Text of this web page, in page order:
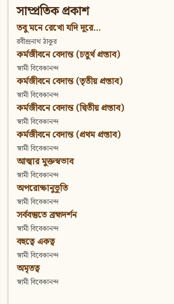
সাম্প্রতিক প্রকাশ
তবু মনে রেখো যদি দূরে...
রবীন্দ্রনাথ ঠাকুর
কর্মজীবনে বেদান্ত (চতুর্থ প্রস্তাব)
স্বামী বিবেকানন্দ
কর্মজীবনে বেদান্ত (তৃতীয় প্রস্তাব)
স্বামী বিবেকানন্দ
কর্মজীবনে বেদান্ত (দ্বিতীয় প্রস্তাব)
স্বামী বিবেকানন্দ
কর্মজীবনে বেদান্ত (প্রথম প্রস্তাব)
স্বামী বিবেকানন্দ
আত্মার মুক্তস্বভাব
স্বামী বিবেকানন্দ
অপরোক্ষানুভূতি
স্বামী বিবেকানন্দ
সর্ববস্তুতে ব্রহ্মদর্শন
স্বামী বিবেকানন্দ
বহুত্বে একত্ব
স্বামী বিবেকানন্দ
অমৃতত্ব
স্বামী বিবেকানন্দ